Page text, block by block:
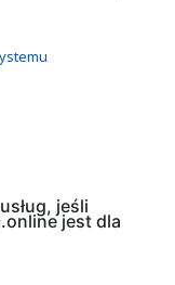
jeśli
jest dla